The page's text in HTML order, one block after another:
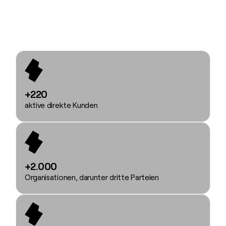
+220
aktive direkte Kunden
+2.000
Organisationen, darunter dritte Parteien